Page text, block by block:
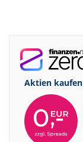
Aktien